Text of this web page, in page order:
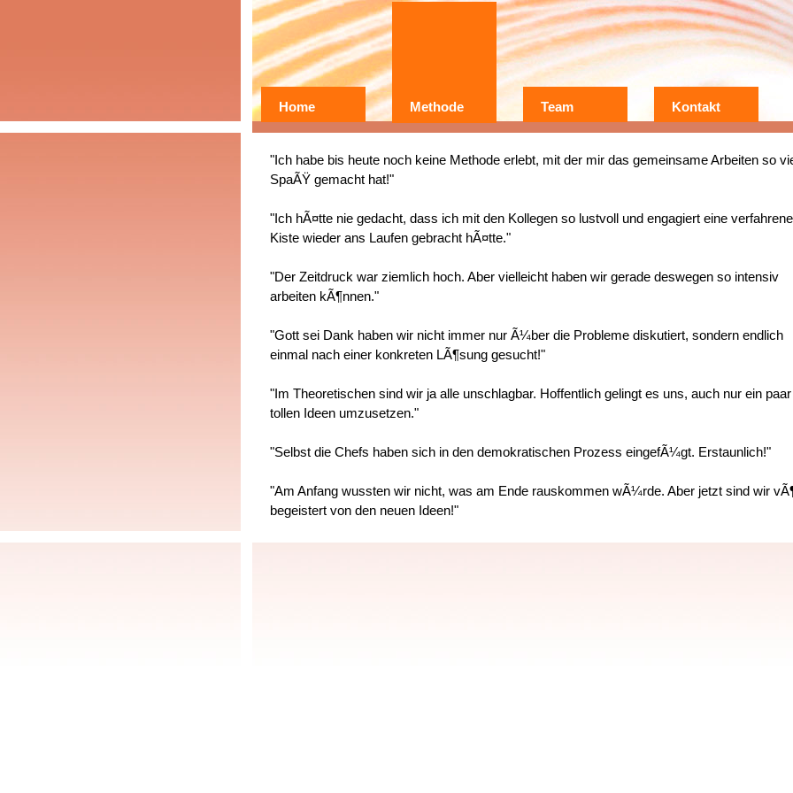
Home
Methode
Erfahrungen
Team Kontakt
"Ich habe bis heute noch keine Methode erlebt, mit der mir das gemeinsame Arbeiten so
SpaÃŸ gemacht hat!"
"Ich hÃ¤tte nie gedacht, dass ich mit den Kollegen so lustvoll und engagiert eine verfahrene
Kiste wieder ans Laufen gebracht hÃ¤tte."
"Der Zeitdruck war ziemlich hoch. Aber vielleicht haben wir gerade deswegen so intensiv
arbeiten kÃ¶nnen."
"Gott sei Dank haben wir nicht immer nur Ã¼ber die Probleme diskutiert, sondern endlich
einmal nach einer konkreten LÃ¶sung gesucht!"
"Im Theoretischen sind wir ja alle unschlagbar. Hoffentlich gelingt es uns, auch nur ein
tollen Ideen umzusetzen."
"Selbst die Chefs haben sich in den demokratischen Prozess eingefÃ¼gt. Erstaunlich!"
"Am Anfang wussten wir nicht, was am Ende rauskommen wÃ¼rde. Aber jetzt sind wir
begeistert von den neuen Ideen!"